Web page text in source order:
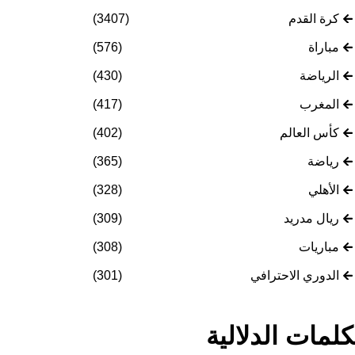
كرة القدم (3407)
مباراة (576)
الرياضة (430)
المغرب (417)
كأس العالم (402)
رياضة (365)
الأهلي (328)
ريال مدريد (309)
مباريات (308)
الدوري الاحترافي (301)
الدلالية